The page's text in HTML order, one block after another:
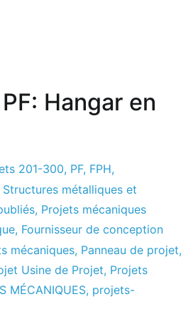
Hangar en
201-300, PF, FPH,
métalliques et
, Projets mécaniques
, Fournisseur de conception
mécaniques, Panneau de projet,
Usine de Projet, Projets
MÉCANIQUES, projets-